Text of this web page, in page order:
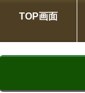
TOP画面